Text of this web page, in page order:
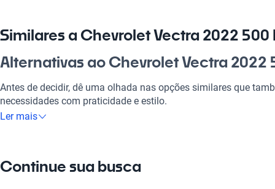
disso, ele é uma excelente opção de investimento, garantindo
prazo.
Por que escolher Chevrolet Vectra
Tecnologia ao seu dispor
Desfrute da melhor tecnologia com Tecnología moderna,
Similares a Chevrolet Vectra 2022 500
Alternativas ao Chevrolet Vectra 2022
Antes de decidir, dê uma olhada nas opções similares que
necessidades com praticidade e estilo.
Chevrolet Vectra
Ler mais
Continue sua busca